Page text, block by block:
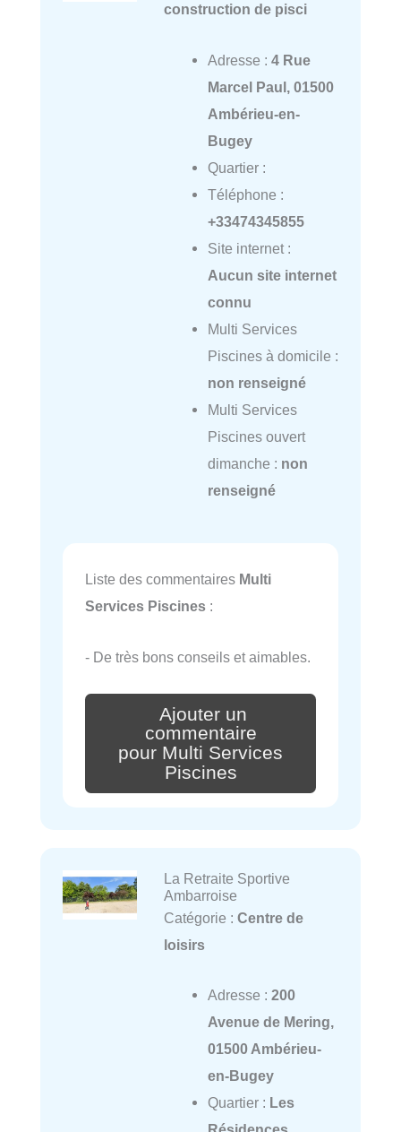
construction de pisci
Adresse : 4 Rue
Marcel Paul, 01500
Ambérieu-en-
Bugey
Quartier :
Téléphone :
+33474345855
Site internet :
Aucun site internet
connu
Multi Services
Piscines à domicile :
non renseigné
Multi Services
Piscines ouvert
dimanche : non
renseigné
Liste des commentaires Multi
Services Piscines :
- De très bons conseils et aimables.
Ajouter un
commentaire
pour Multi Services
Piscines
La Retraite Sportive
Ambarroise
Catégorie : Centre de
loisirs
Adresse : 200
Avenue de Mering,
01500 Ambérieu-
en-Bugey
Quartier : Les